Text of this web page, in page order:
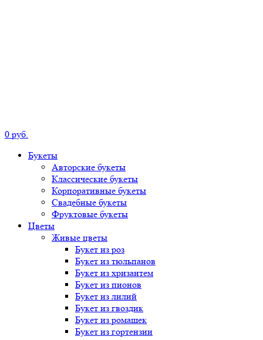
0 руб.
Букеты
Авторские букеты
Классические букеты
Корпоративные букеты
Свадебные букеты
Фруктовые букеты
Цветы
Живые цветы
Букет из роз
Букет из тюльпанов
Букет из хризантем
Букет из пионов
Букет из лилий
Букет из гвоздик
Букет из ромашек
Букет из гортензии